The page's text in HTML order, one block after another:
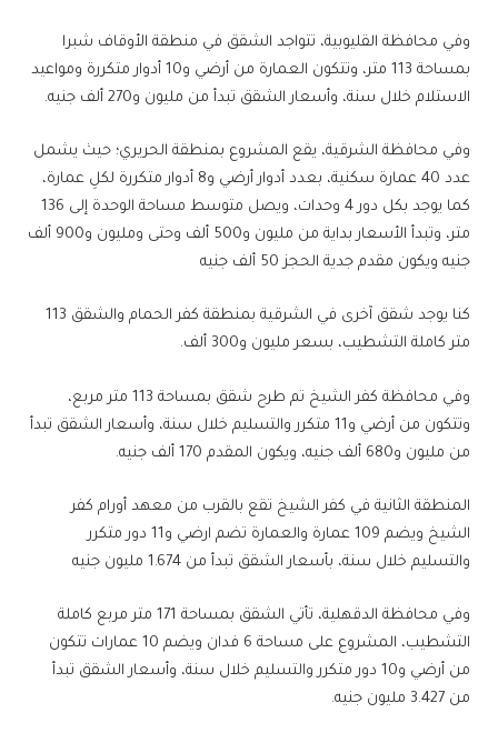
وفي محافظة القليوبية، تتواجد الشقق في منطقة الأوقاف شبرا
بمساحة 113 متر، وتتكون العمارة من أرضي و10 أدوار متكررة ومواعيد
الاستلام خلال سنة، وأسعار الشقق تبدأ من مليون و270 ألف جنيه.
وفي محافظة الشرقية، يقع المشروع بمنطقة الحريري؛ حيث يشمل
عدد 40 عمارة سكنية، بعدد أدوار أرضي و8 أدوار متكررة لكلِ عمارة،
كما يوجد بكل دور 4 وحدات، ويصل متوسط مساحة الوحدة إلى 136
متر، وتبدأ الأسعار بداية من مليون و500 ألف وحتى ومليون و900 ألف
جنيه ويكون مقدم جدية الحجز 50 ألف جنيه
كنا يوجد شقق آخرى في الشرقية بمنطقة كفر الحمام والشقق 113
متر كاملة التشطيب، بسعر مليون و300 ألف.
وفي محافظة كفر الشيخ تم طرح شقق بمساحة 113 متر مربع،
وتتكون من أرضي و11 متكرر والتسليم خلال سنة، وأسعار الشقق تبدأ
من مليون و680 ألف جنيه، ويكون المقدم 170 ألف جنيه.
المنطقة الثانية في كفر الشيخ تقع بالقرب من معهد أورام كفر
الشيخ ويضم 109 عمارة والعمارة تضم ارضي و11 دور متكرر
والتسليم خلال سنة، بأسعار الشقق تبدأ من 1.674 مليون جنيه
وفي محافظة الدقهلية، تأتي الشقق بمساحة 171 متر مربع كاملة
التشطيب، المشروع على مساحة 6 فدان ويضم 10 عمارات تتكون
من أرضي و10 دور متكرر والتسليم خلال سنة، وأسعار الشقق تبدأ
من 3.427 مليون جنيه.